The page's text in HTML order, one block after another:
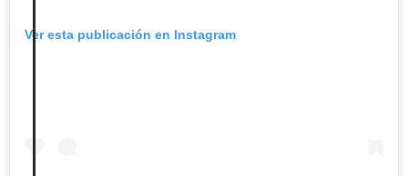
Ver esta publicación en Instagram